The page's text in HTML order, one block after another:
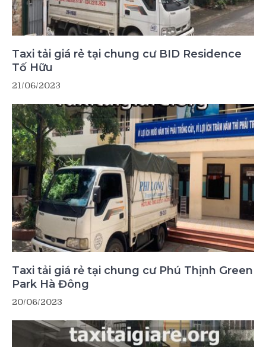
Taxi tải giá rẻ tại chung cư BID Residence
Tố Hữu
21/06/2023
Taxi tải giá rẻ tại chung cư Phú Thịnh Green
Park Hà Đông
20/06/2023